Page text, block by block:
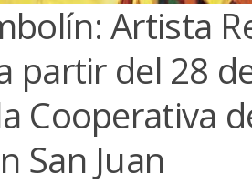
Artista
partir del 28
Cooperativa
San Juan